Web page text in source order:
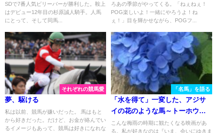
ムへの想い。
SDで7番人気ビリーバーが勝利した。鞍上
はデビュー12年目の杉原誠人騎手。人馬
にとって、そして同馬...
ろあの季節がやってくる。「ねぇねぇ！
POG楽しいよ！一緒にやろうよ！ね
ぇ！」目を輝かせながら、POGフ...
それぞれの競馬愛
夢、駆ける
私は以前、競馬が嫌いだった。 馬はもと
から好きだった。だけど、お金が絡んでい
るイメージもあって、競馬は好きになれな
「名馬」を語る
「水を得て」一変した、アジサ
イの花のような馬～トーホウシ
ャイン
こんな梅雨の時期に観たくなる映画があ
る。私が好きなのは『いま、会いにゆきま